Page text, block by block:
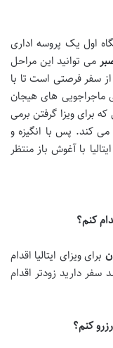
اول یک پروسه اداری
می توانید این مراحل
سفر فرصتی است تا با
ماجراجویی های هیجان
برای ویزا گرفتن برمی
می کند. پس با انگیزه و
با آغوش باز منتظر
کنم؟
برای ویزای ایتالیا اقدام
دارید زودتر اقدام
کنم؟